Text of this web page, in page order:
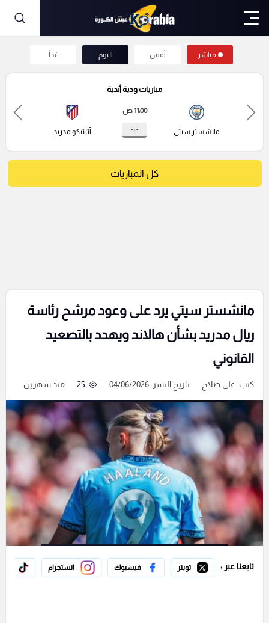
مباشر أمس اليوم غداً
مباريات ودية أندية
مانشستر سيتي
11:00 ص
- : - أتلتيكو مدريد
كل المباريات
مانشستر سيتي يرد على وعود مرشح رئاسة
ريال مدريد بشأن هالاند ويهدد بالتصعيد
القانوني
كتب: على صلاح تاريخ النشر: 04/06/2026 25 منذ شهرين
تابعنا عبر : تويتر فيسبوك انستجرام